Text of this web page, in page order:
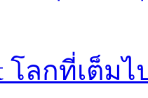
โลกที่เต็ม